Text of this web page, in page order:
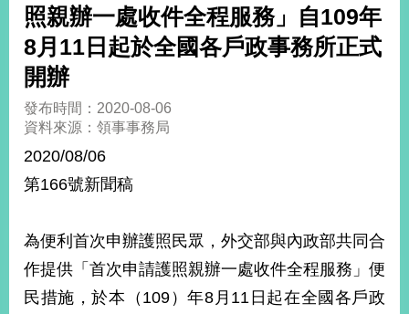
總
合
外
交
價
值
交
濟
日
不
落
國
照親辦一處收件全程服務」自109年
8月11日起於全國各戶政事務所正式
開辦
發布時間：2020-08-06
資料來源：領事事務局
2020/08/06
第166號新聞稿
為便利首次申辦護照民眾，外交部與內政部共同合
作提供「首次申請護照親辦一處收件全程服務」便
民措施，於本（109）年8月11日起在全國各戶政